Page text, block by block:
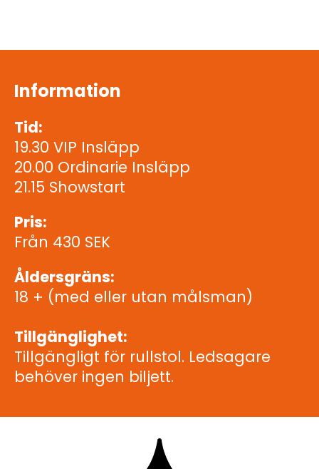
Information
Tid:
19.30 VIP Insläpp
20.00 Ordinarie Insläpp
21.15 Showstart
Pris:
Från 430 SEK
Åldersgräns:
18 + (med eller utan målsman)
Tillgänglighet:
Tillgängligt för rullstol. Ledsagare
behöver ingen biljett.